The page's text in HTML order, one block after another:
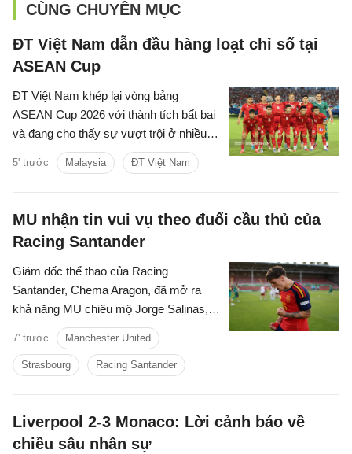
CÙNG CHUYÊN MỤC
ĐT Việt Nam dẫn đầu hàng loạt chỉ số tại
ASEAN Cup
ĐT Việt Nam khép lại vòng bảng
ASEAN Cup 2026 với thành tích bất bại
và đang cho thấy sự vượt trội ở nhiều
thông số chuyên môn trước khi chạm
trán Malaysia tại bán kết.
5' trước Malaysia ĐT Việt Nam
MU nhận tin vui vụ theo đuổi cầu thủ của
Racing Santander
Giám đốc thể thao của Racing
Santander, Chema Aragon, đã mở ra
khả năng MU chiêu mộ Jorge Salinas,
thừa nhận sao trẻ này có thể ra đi nếu
được các ông lớn tiếp cận.
7' trước Manchester United
Strasbourg Racing Santander
Liverpool 2-3 Monaco: Lời cảnh báo về
chiều sâu nhân sự